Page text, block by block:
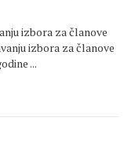
izbora za članove
izbora za članove
...